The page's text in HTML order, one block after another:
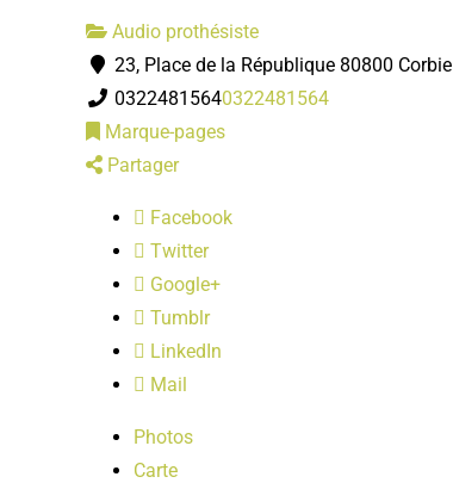
Audio prothésiste
23, Place de la République 80800 Corbie
03224815640322481564
Marque-pages
Partager
Facebook
Twitter
Google+
Tumblr
LinkedIn
Mail
Photos
Carte